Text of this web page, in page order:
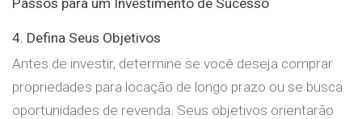
Passos para um Investimento de Sucesso
4. Defina Seus Objetivos
Antes de investir, determine se você deseja comprar
propriedades para locação de longo prazo ou se busca
oportunidades de revenda. Seus objetivos orientarão